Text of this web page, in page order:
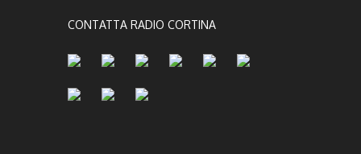
CONTATTA RADIO CORTINA